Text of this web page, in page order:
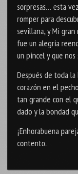
sorpresas… esta
romper para
sevillana, y Mi
fue un alegria
un pincel y que
Después de toda
corazón en el
tan grande con el
dado y la bondad
¡Enhorabuena
contento.